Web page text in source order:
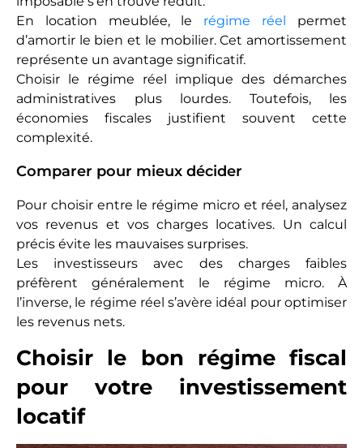
En location meublée, le régime réel
permet
d’amortir le bien et le mobilier. Cet amortissement
représente un avantage significatif.
Choisir le régime réel implique des démarches
administratives plus lourdes. Toutefois, les
économies fiscales justifient souvent cette
complexité.
Comparer pour mieux décider
Pour choisir entre le régime micro et réel, analysez
vos revenus et vos charges locatives. Un calcul
précis évite les mauvaises surprises.
Les investisseurs avec des charges faibles
préfèrent généralement le régime micro. À
l’inverse, le régime réel s’avère idéal pour optimiser
les revenus nets.
Choisir le bon régime fiscal
pour votre investissement
locatif